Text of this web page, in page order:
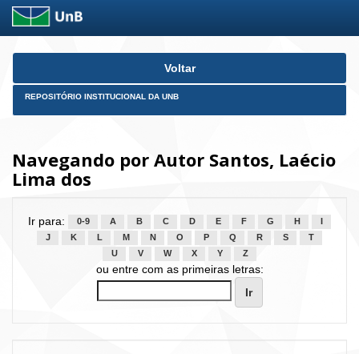
Skip
Voltar
REPOSITÓRIO INSTITUCIONAL DA UNB
Navegando por Autor Santos, Laécio
Lima dos
Ir para: 0-9 A B C D E F G H
J
K L M N O P Q R S
T
U
V W X Y Z
ou entre com as primeiras letras: